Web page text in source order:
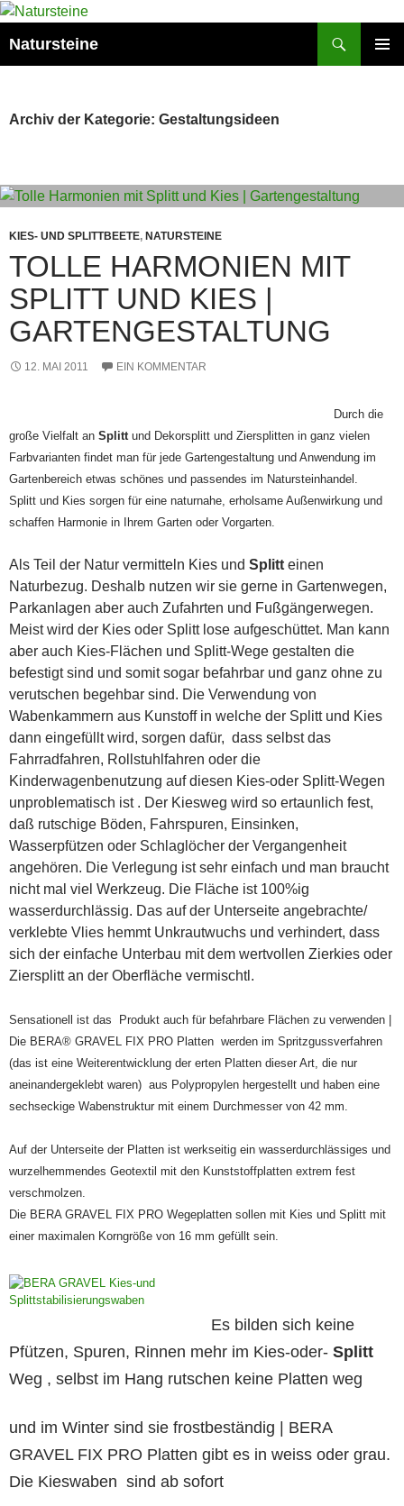
Natursteine
Archiv der Kategorie: Gestaltungsideen
KIES- UND SPLITTBEETE, NATURSTEINE
TOLLE HARMONIEN MIT
SPLITT UND KIES |
GARTENGESTALTUNG
12. MAI 2011 EIN KOMMENTAR
Durch die
große Vielfalt an Splitt und Dekorsplitt und Ziersplitten in ganz vielen
Farbvarianten findet man für jede Gartengestaltung und Anwendung im
Gartenbereich etwas schönes und passendes im Natursteinhandel.
Splitt und Kies sorgen für eine naturnahe, erholsame Außenwirkung und
schaffen Harmonie in Ihrem Garten oder Vorgarten.
Als Teil der Natur vermitteln Kies und Splitt einen
Naturbezug. Deshalb nutzen wir sie gerne in Gartenwegen,
Parkanlagen aber auch Zufahrten und Fußgängerwegen.
Meist wird der Kies oder Splitt lose aufgeschüttet. Man kann
aber auch Kies-Flächen und Splitt-Wege gestalten die
befestigt sind und somit sogar befahrbar und ganz ohne zu
verutschen begehbar sind. Die Verwendung von
Wabenkammern aus Kunstoff in welche der Splitt und Kies
dann eingefüllt wird, sorgen dafür, dass selbst das
Fahrradfahren, Rollstuhlfahren oder die
Kinderwagenbenutzung auf diesen Kies-oder Splitt-Wegen
unproblematisch ist . Der Kiesweg wird so ertaunlich fest,
daß rutschige Böden, Fahrspuren, Einsinken,
Wasserpfützen oder Schlaglöcher der Vergangenheit
angehören. Die Verlegung ist sehr einfach und man braucht
nicht mal viel Werkzeug. Die Fläche ist 100%ig
wasserdurchlässig. Das auf der Unterseite angebrachte/
verklebte Vlies hemmt Unkrautwuchs und verhindert, dass
sich der einfache Unterbau mit dem wertvollen Zierkies oder
Ziersplitt an der Oberfläche vermischtl.
Sensationell ist das Produkt auch für befahrbare Flächen zu verwenden |
Die BERA® GRAVEL FIX PRO Platten werden im Spritzgussverfahren
(das ist eine Weiterentwicklung der erten Platten dieser Art, die nur
aneinandergeklebt waren) aus Polypropylen hergestellt und haben eine
sechseckige Wabenstruktur mit einem Durchmesser von 42 mm.
Auf der Unterseite der Platten ist werkseitig ein wasserdurchlässiges und
wurzelhemmendes Geotextil mit den Kunststoffplatten extrem fest
verschmolzen.
Die BERA GRAVEL FIX PRO Wegeplatten sollen mit Kies und Splitt mit
einer maximalen Korngröße von 16 mm gefüllt sein.
Es bilden sich keine
Pfützen, Spuren, Rinnen mehr im Kies-oder- Splitt
Weg , selbst im Hang rutschen keine Platten weg
und im Winter sind sie frostbeständig | BERA
GRAVEL FIX PRO Platten gibt es in weiss oder grau.
Die Kieswaben sind ab sofort
Diese
Cookies
sind
notwendig
für die
Statistik
Diese
Cookies
helfen der
Funktionaliät
und Struktur
der Seite,
indem sie
schauen,
wie die Seite
genutzt wird.
Experience
- werden
aktuell nicht
Marketing-
Cookies -
werden
aktuell nicht